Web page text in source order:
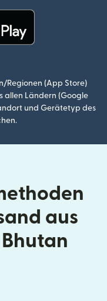
Regionen (App Store)
allen Ländern (Google
und Gerätetyp des
aus